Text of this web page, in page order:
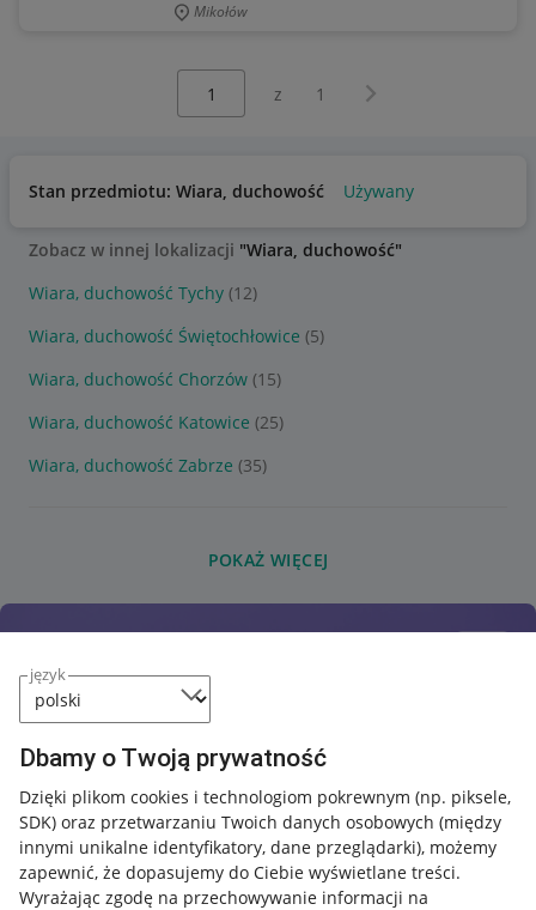
język
Dbamy o Twoją prywatność
Dzięki plikom cookies i technologiom pokrewnym (np. piksele,
SDK) oraz przetwarzaniu Twoich danych osobowych (między
innymi unikalne identyfikatory, dane przeglądarki), możemy
zapewnić, że dopasujemy do Ciebie wyświetlane treści.
Wyrażając zgodę na przechowywanie informacji na
Mikołów
z 1 Następna strona
Stan przedmiotu: Wiara, duchowość Używany
Zobacz w innej lokalizacji "Wiara, duchowość"
Wiara, duchowość Tychy (12)
Wiara, duchowość Świętochłowice (5)
Wiara, duchowość Chorzów (15)
Wiara, duchowość Katowice (25)
Wiara, duchowość Zabrze (35)
POKAŻ WIĘCEJ